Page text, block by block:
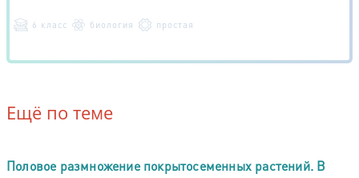
6 класс биология простая
Ещё по теме
Половое размножение покрытосеменных растений. В